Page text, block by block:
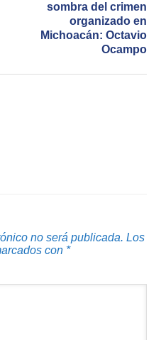
sombra del crimen
organizado en
Michoacán: Octavio
Ocampo
no será publicada. Los
con *